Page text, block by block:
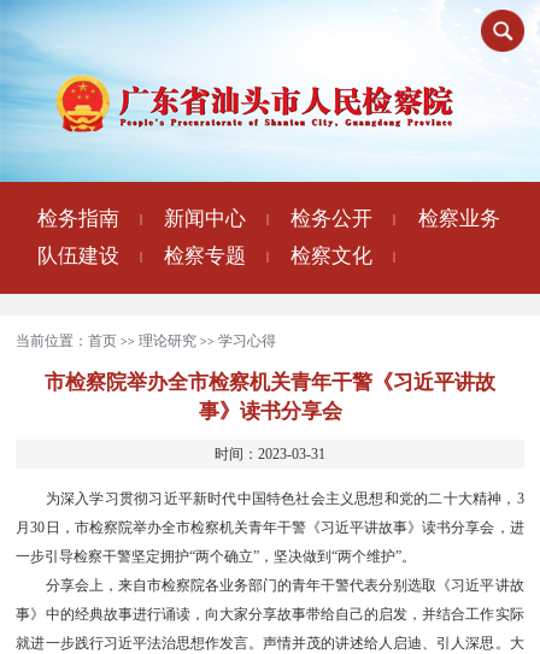
检务指南 新闻中心 检务公开
检察业务
队伍建设
检察专题 检察文化
当前位置：首页 >>理论研究 >>学习心得
市检察院举办全市检察机关青年干警《习近平讲故
事》读书分享会
时间：2023-03-31
为深入学习贯彻习近平新时代中国特色社会主义思想和党的二十大精神，3
月30日，市检察院举办全市检察机关青年干警《习近平讲故事》读书分享会，进
一步引导检察干警坚定拥护“两个确立”，坚决做到“两个维护”。
分享会上，来自市检察院各业务部门的青年干警代表分别选取《习近平讲故
事》中的经典故事进行诵读，向大家分享故事带给自己的启发，并结合工作实际
就进一步践行习近平法治思想作发言。声情并茂的讲述给人启迪、引人深思。大